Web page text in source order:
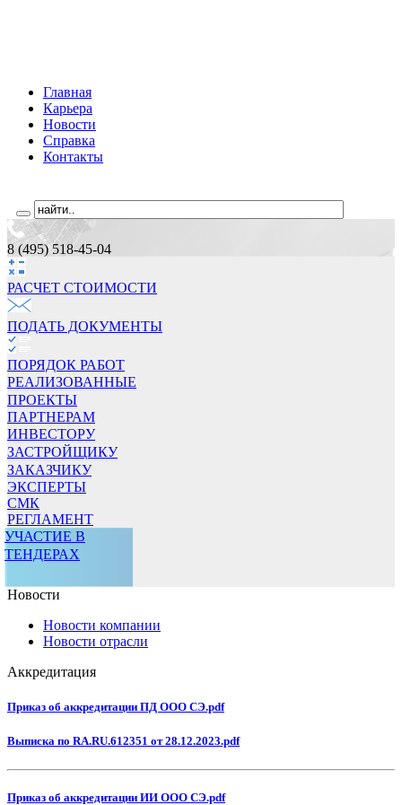
Главная
Карьера
Новости
Справка
Контакты
8 (495) 518-45-04
РАСЧЕТ СТОИМОCТИ
ПОДАТЬ ДОКУМЕНТЫ
ПОРЯДОК РАБОТ
РЕАЛИЗОВАННЫЕ
ПРОЕКТЫ
ПАРТНЕРАМ
ИНВЕСТОРУ
ЗАСТРОЙЩИКУ
ЗАКАЗЧИКУ
ЭКСПЕРТЫ
СМК
РЕГЛАМЕНТ
УЧАСТИЕ В
ТЕНДЕРАХ
Новости
Новости компании
Новости отрасли
Аккредитация
Приказ об аккредитации ПД ООО СЭ.pdf
Выписка по RA.RU.612351 от 28.12.2023.pdf
Приказ об аккредитации ИИ ООО СЭ.pdf